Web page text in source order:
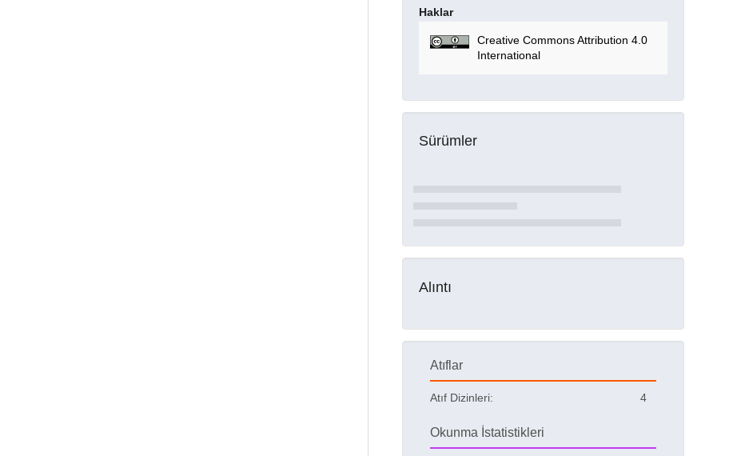
Haklar
Creative Commons Attribution 4.0
International
Sürümler
Alıntı
Atıflar
Atıf Dizinleri: 4
Okunma İstatistikleri